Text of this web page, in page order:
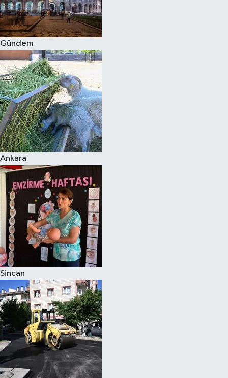
Gündem
Ankara
Sincan
Spor
Burç Yorumları
Çocuk
Eğitim
Hava Durumu
Kadın
Kim kimdir?
Kültür Sanat
Sağlık
Siyaset
Teknoloji
Televizyon
Yaşam-Çevre